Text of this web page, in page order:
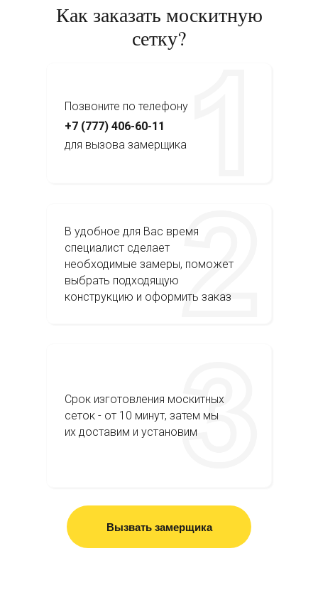
Как заказать москитную
сетку?
Позвоните по телефону
В удобное для Вас время
специалист сделает
необходимые замеры, поможет
выбрать подходящую
конструкцию и оформить заказ
Срок изготовления москитных
сеток - от 10 минут, затем мы
их доставим и установим
+7 (777) 406-60-11
для вызова замерщика
Вызвать замерщика